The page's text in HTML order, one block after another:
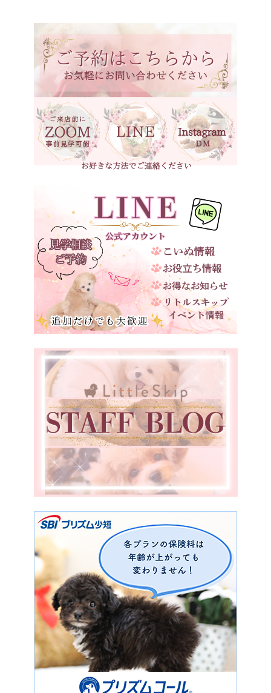
ホワイト
ブラック
ブラックタン
シルバーベージュ
ブラウン
ブラウンタン
ベージュ
神奈川県
石川県
福井県
岐阜県
静岡県
長野県
愛知県
三重県
大阪府
兵庫県
奈良県
和歌山県
鳥取県
島根県
岡山県
広島県
山口県
徳島県
愛媛県
福岡県
宮崎県
鹿児島県
香川県